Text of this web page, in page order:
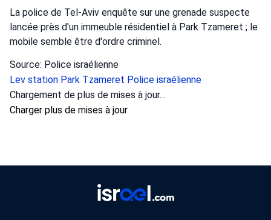
La police de Tel-Aviv enquête sur une grenade suspecte
lancée près d'un immeuble résidentiel à Park Tzameret ; le
mobile semble être d'ordre criminel.
Source: Police israélienne
Lev station Park Tzameret Police israélienne
Chargement de plus de mises à jour…
Charger plus de mises à jour